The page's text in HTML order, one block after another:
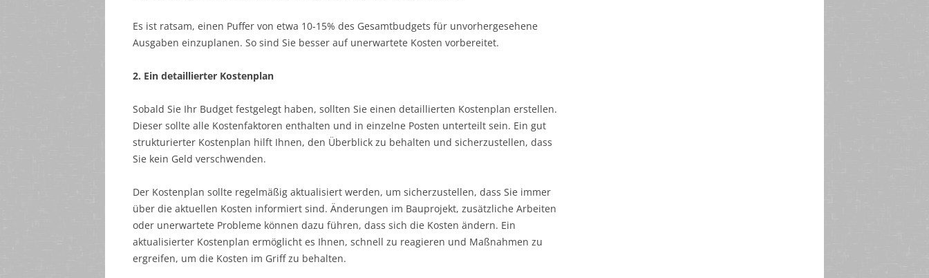
Es ist ratsam, einen Puffer von etwa 10-15% des Gesamtbudgets für unvorhergesehene
Ausgaben einzuplanen. So sind Sie besser auf unerwartete Kosten vorbereitet.
2. Ein detaillierter Kostenplan
Sobald Sie Ihr Budget festgelegt haben, sollten Sie einen detaillierten Kostenplan erstellen.
Dieser sollte alle Kostenfaktoren enthalten und in einzelne Posten unterteilt sein. Ein gut
strukturierter Kostenplan hilft Ihnen, den Überblick zu behalten und sicherzustellen, dass
Sie kein Geld verschwenden.
Der Kostenplan sollte regelmäßig aktualisiert werden, um sicherzustellen, dass Sie immer
über die aktuellen Kosten informiert sind. Änderungen im Bauprojekt, zusätzliche Arbeiten
oder unerwartete Probleme können dazu führen, dass sich die Kosten ändern. Ein
aktualisierter Kostenplan ermöglicht es Ihnen, schnell zu reagieren und Maßnahmen zu
ergreifen, um die Kosten im Griff zu behalten.